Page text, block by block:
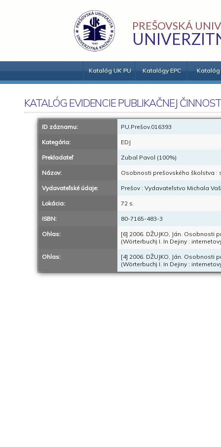
PREŠOVSKÁ
Katalóg UK PU Katalógy EPC Katalóg
KATALÓG EVIDENCIE PUBLIKAČNEJ
ID záznamu: PU.Prešov.016393
Kategória: EDJ
Prekladateľ Zubal Pavol (100%)
Názov: Osobnosti prešovského školstva :
Vydavateľské údaje: Prešov : Vydavateľstvo Michala
Lokácia: 72 s.
ISBN: 80-7165-483-3
Ohlas:
[6] 2006. DŽUJKO, Ján. Osobnosti
(Wörterbuch) I. In Dejiny :
Ohlas:
[4] 2006. DŽUJKO, Ján. Osobnosti
(Wörterbuch) I. In Dejiny :